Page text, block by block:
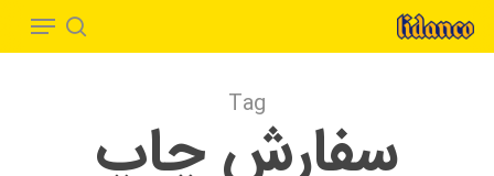
search
Menu
Tag
سفارش چاپ